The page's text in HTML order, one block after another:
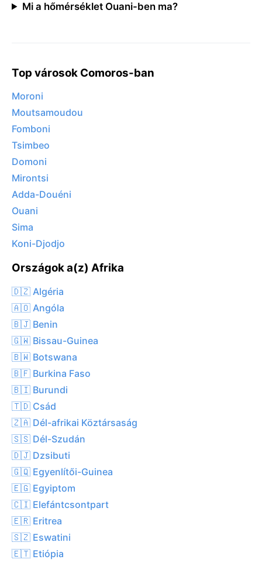
Mi a hőmérséklet Ouani-ben ma?
Top városok Comoros-ban
Moroni
Moutsamoudou
Fomboni
Tsimbeo
Domoni
Mirontsi
Adda-Douéni
Ouani
Sima
Koni-Djodjo
Országok a(z) Afrika
🇩🇿 Algéria
🇦🇴 Angóla
🇧🇯 Benin
🇬🇼 Bissau-Guinea
🇧🇼 Botswana
🇧🇫 Burkina Faso
🇧🇮 Burundi
🇹🇩 Csád
🇿🇦 Dél-afrikai Köztársaság
🇸🇸 Dél-Szudán
🇩🇯 Dzsibuti
🇬🇶 Egyenlítői-Guinea
🇪🇬 Egyiptom
🇨🇮 Elefántcsontpart
🇪🇷 Eritrea
🇸🇿 Eswatini
🇪🇹 Etiópia